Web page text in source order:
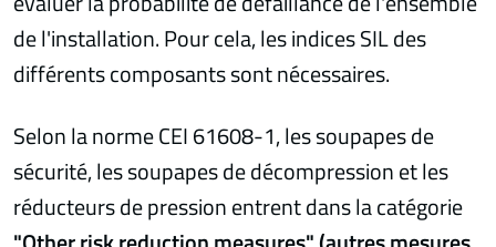
de l'installation. Pour cela, les indices SIL des
différents composants sont nécessaires.
Selon la norme CEI 61608-1, les soupapes de
sécurité, les soupapes de décompression et les
réducteurs de pression entrent dans la catégorie